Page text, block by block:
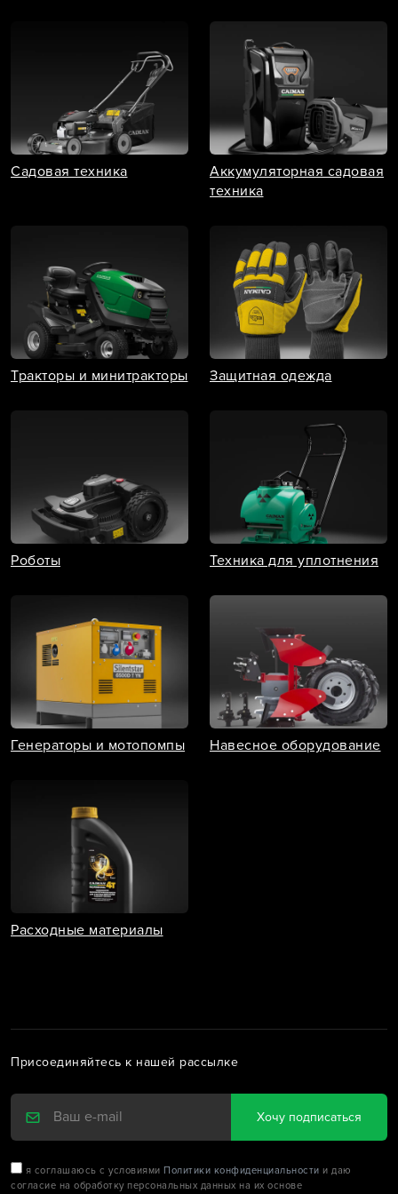
Садовая техника
Аккумуляторная садовая
техника
Тракторы и минитракторы Защитная одежда
Роботы Техника для уплотнения
Генераторы и мотопомпы Навесное оборудование
Расходные материалы
Присоединяйтесь к нашей рассылке
Хочу подписаться
я соглашаюсь с условиями Политики конфиденциальности и даю
согласие на обработку персональных данных на их основе